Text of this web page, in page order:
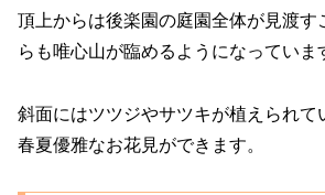
頂上からは後楽園の庭園全体が見渡す
らも唯心山が臨めるようになっていま
斜面にはツツジやサツキが植えられて
春夏優雅なお花見ができます。